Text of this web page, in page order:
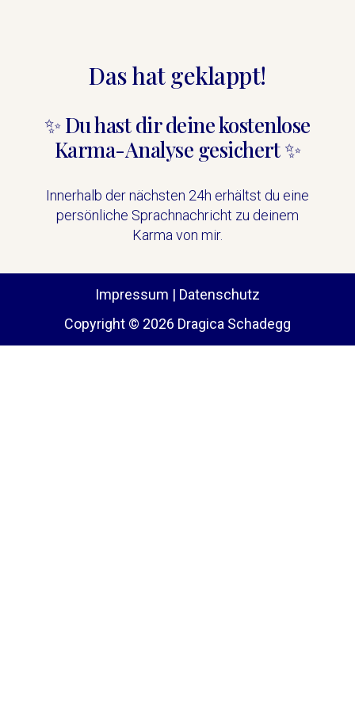
Das hat geklappt!
✨ Du hast dir deine kostenlose
Karma-Analyse gesichert ✨
Innerhalb der nächsten 24h erhältst du eine
persönliche Sprachnachricht zu deinem
Karma von mir.
Impressum | Datenschutz
Copyright © 2026 Dragica Schadegg